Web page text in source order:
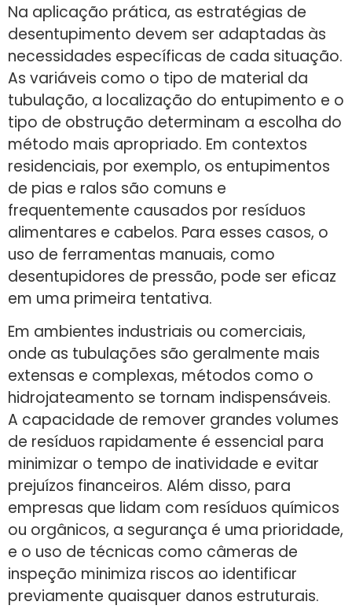
Na aplicação prática, as estratégias de
desentupimento devem ser adaptadas às
necessidades específicas de cada situação.
As variáveis como o tipo de material da
tubulação, a localização do entupimento e o
tipo de obstrução determinam a escolha do
método mais apropriado. Em contextos
residenciais, por exemplo, os entupimentos
de pias e ralos são comuns e
frequentemente causados por resíduos
alimentares e cabelos. Para esses casos, o
uso de ferramentas manuais, como
desentupidores de pressão, pode ser eficaz
em uma primeira tentativa.
Em ambientes industriais ou comerciais,
onde as tubulações são geralmente mais
extensas e complexas, métodos como o
hidrojateamento se tornam indispensáveis.
A capacidade de remover grandes volumes
de resíduos rapidamente é essencial para
minimizar o tempo de inatividade e evitar
prejuízos financeiros. Além disso, para
empresas que lidam com resíduos químicos
ou orgânicos, a segurança é uma prioridade,
e o uso de técnicas como câmeras de
inspeção minimiza riscos ao identificar
previamente quaisquer danos estruturais.